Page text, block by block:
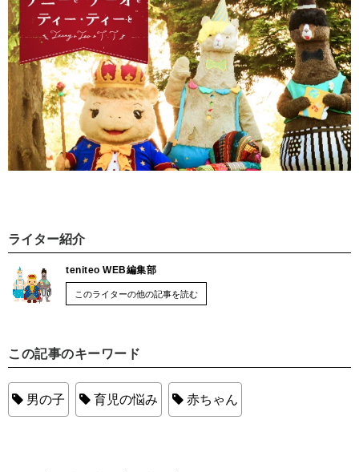
ライター紹介
teniteo WEB編集部
このライターの他の記事を読む
この記事のキーワード
男の子 育児の悩み 赤ちゃん